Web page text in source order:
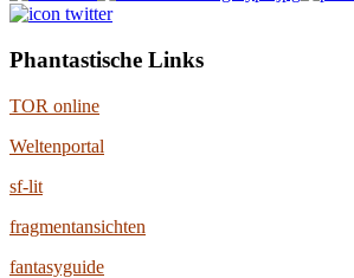
Phantastische Links
TOR online
Weltenportal
sf-lit
fragmentansichten
fantasyguide